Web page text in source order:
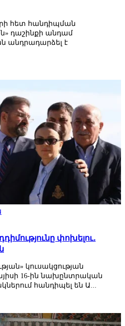
հետ հանդիպման
դաշինքի անդամ
անդրադարձել է
փոխելու․
կուսակցության
16-ին նախընտրական
հանդիպել են Ա...